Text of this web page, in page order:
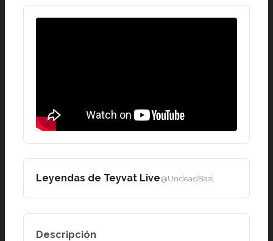
Leyendas de Teyvat Live@UndeadBaal
Descripción